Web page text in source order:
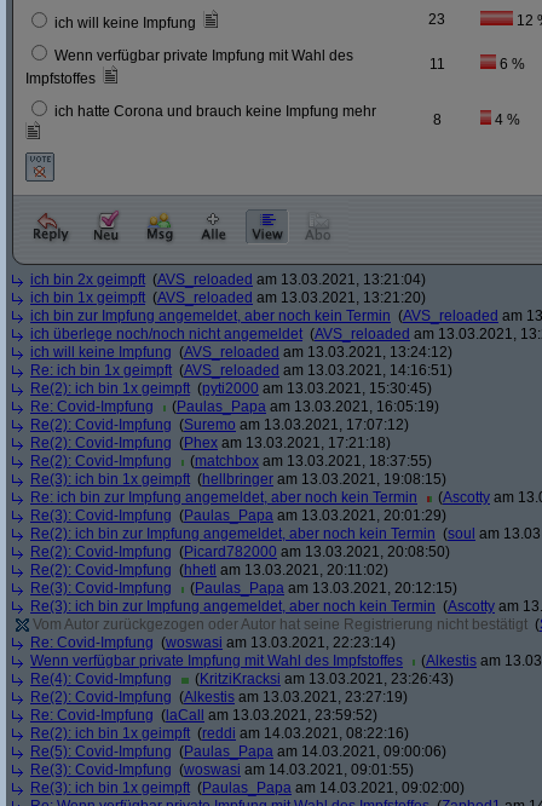
ich will keine Impfung 23 12
Wenn verfügbar private Impfung mit Wahl des
Impfstoffes
11 6 %
ich hatte Corona und brauch keine Impfung mehr 8 4 %
ich bin 2x geimpft (AVS_reloaded am 13.03.2021, 13:21:04)
ich bin 1x geimpft (AVS_reloaded am 13.03.2021, 13:21:20)
ich bin zur Impfung angemeldet, aber noch kein Termin (AVS_reloaded am
ich überlege noch/noch nicht angemeldet (AVS_reloaded am 13.03.2021,
ich will keine Impfung (AVS_reloaded am 13.03.2021, 13:24:12)
Re: ich bin 1x geimpft (AVS_reloaded am 13.03.2021, 14:16:51)
Re(2): ich bin 1x geimpft (pyti2000 am 13.03.2021, 15:30:45)
Re: Covid-Impfung
(Paulas_Papa am 13.03.2021, 16:05:19)
Re(2): Covid-Impfung (Suremo am 13.03.2021, 17:07:12)
Re(2): Covid-Impfung (Phex am 13.03.2021, 17:21:18)
Re(2): Covid-Impfung
(matchbox am 13.03.2021, 18:37:55)
Re(3): ich bin 1x geimpft (hellbringer am 13.03.2021, 19:08:15)
Re: ich bin zur Impfung angemeldet, aber noch kein Termin
(Ascotty am
Re(3): Covid-Impfung (Paulas_Papa am 13.03.2021, 20:01:29)
Re(2): ich bin zur Impfung angemeldet, aber noch kein Termin (soul am
Re(2): Covid-Impfung (Picard782000 am 13.03.2021, 20:08:50)
Re(2): Covid-Impfung (hhetl am 13.03.2021, 20:11:02)
Re(3): Covid-Impfung
(Paulas_Papa am 13.03.2021, 20:12:15)
Re(3): ich bin zur Impfung angemeldet, aber noch kein Termin (Ascotty am
Vom Autor zurückgezogen oder Autor hat seine Registrierung nicht bestätigt (
Re: Covid-Impfung (woswasi am 13.03.2021, 22:23:14)
Wenn verfügbar private Impfung mit Wahl des Impfstoffes
(Alkestis am
Re(4): Covid-Impfung
(KritziKracksi am 13.03.2021, 23:26:43)
Re(2): Covid-Impfung (Alkestis am 13.03.2021, 23:27:19)
Re: Covid-Impfung ( laCall
am 13.03.2021, 23:59:52)
Re(2): ich bin 1x geimpft (reddi am 14.03.2021, 08:22:16)
Re(5): Covid-Impfung (Paulas_Papa am 14.03.2021, 09:00:06)
Re(3): Covid-Impfung (woswasi am 14.03.2021, 09:01:55)
Re(3): ich bin 1x geimpft (Paulas_Papa am 14.03.2021, 09:02:00)